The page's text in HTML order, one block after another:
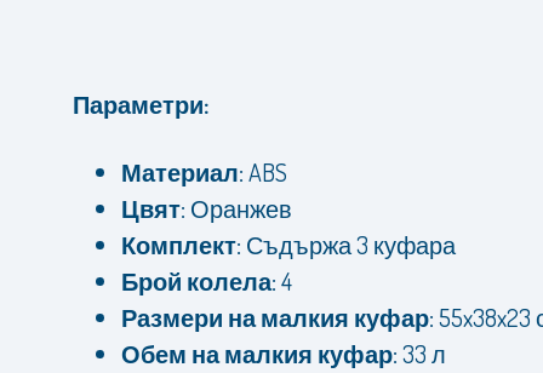
Параметри:
Материал:ABS
Цвят: Оранжев
Комплект: Съдържа 3 куфара
Брой колела:4
Размери на малкия куфар:55x38x23
Обем на малкия куфар:33 л